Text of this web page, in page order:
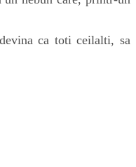
ca toti ceilalti, sa